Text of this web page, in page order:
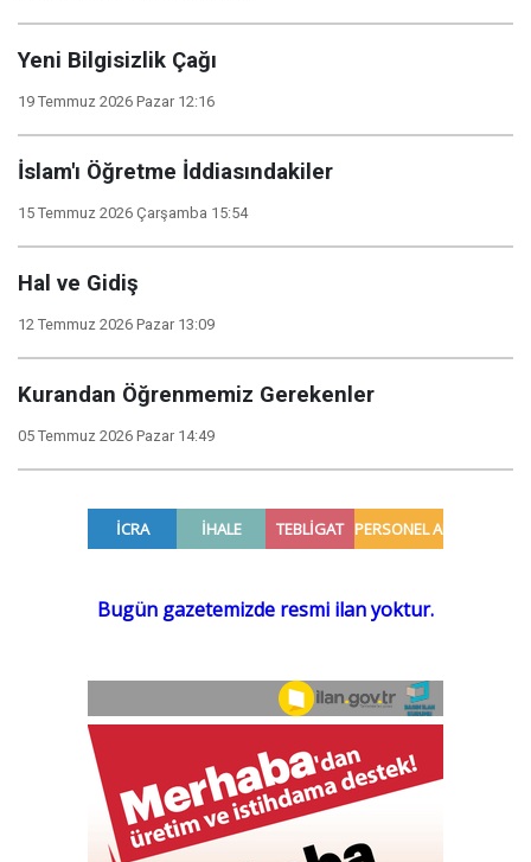
Yeni Bilgisizlik Çağı
19 Temmuz 2026 Pazar 12:16
İslam'ı Öğretme İddiasındakiler
15 Temmuz 2026 Çarşamba 15:54
Hal ve Gidiş
12 Temmuz 2026 Pazar 13:09
Kurandan Öğrenmemiz Gerekenler
05 Temmuz 2026 Pazar 14:49